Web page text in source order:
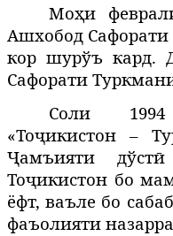
Моҳи
Ашхобод
кор шурўъ кард.
Сафорати
Соли
«Тоҷикистон –
Ҷамъияти
Тоҷикистон бо
ёфт, ваъле бо
фаъолияти